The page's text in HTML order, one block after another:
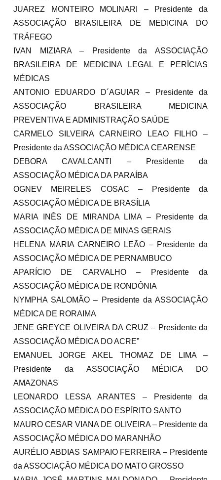
JUAREZ MONTEIRO MOLINARI – Presidente da
ASSOCIAÇÃO BRASILEIRA DE MEDICINA DO
TRÁFEGO
IVAN MIZIARA – Presidente da ASSOCIAÇÃO
BRASILEIRA DE MEDICINA LEGAL E PERÍCIAS
MÉDICAS
ANTONIO EDUARDO D´AGUIAR – Presidente da
ASSOCIAÇÃO BRASILEIRA MEDICINA
PREVENTIVA E ADMINISTRAÇÃO SAÚDE
CARMELO SILVEIRA CARNEIRO LEAO FILHO –
Presidente da ASSOCIAÇÃO MÉDICA CEARENSE
DEBORA CAVALCANTI – Presidente da
ASSOCIAÇÃO MÉDICA DA PARAÍBA
OGNEV MEIRELES COSAC – Presidente da
ASSOCIAÇÃO MÉDICA DE BRASÍLIA
MARIA INÊS DE MIRANDA LIMA – Presidente da
ASSOCIAÇÃO MÉDICA DE MINAS GERAIS
HELENA MARIA CARNEIRO LEÃO – Presidente da
ASSOCIAÇÃO MÉDICA DE PERNAMBUCO
APARÍCIO DE CARVALHO – Presidente da
ASSOCIAÇÃO MÉDICA DE RONDÔNIA
NYMPHA SALOMÃO – Presidente da ASSOCIAÇÃO
MÉDICA DE RORAIMA
JENE GREYCE OLIVEIRA DA CRUZ – Presidente da
ASSOCIAÇÃO MÉDICA DO ACRE”
EMANUEL JORGE AKEL THOMAZ DE LIMA –
Presidente da ASSOCIAÇÃO MÉDICA DO
AMAZONAS
LEONARDO LESSA ARANTES – Presidente da
ASSOCIAÇÃO MÉDICA DO ESPÍRITO SANTO
MAURO CESAR VIANA DE OLIVEIRA – Presidente da
ASSOCIAÇÃO MÉDICA DO MARANHÃO
AURÉLIO ABDIAS SAMPAIO FERREIRA – Presidente
da ASSOCIAÇÃO MÉDICA DO MATO GROSSO